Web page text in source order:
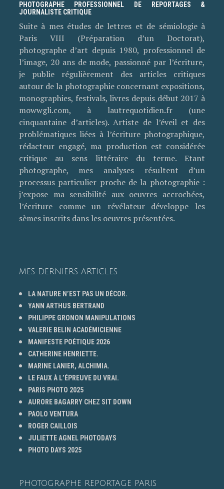
PHOTOGRAPHE PROFESSIONNEL DE REPORTAGES &
JOURNALISTE CRITIQUE
Suite à mes études de lettres et de sémiologie à
Paris VIII (Préparation d’un Doctorat),
photographe d’art depuis 1980, professionnel de
l’image, 20 ans de mode, passionné par l’écriture,
je publie régulièrement des articles critiques
autour de la photographie concernant expositions,
monographies, festivals, livres depuis début 2017 à
mowwgli.com, à lautrequotidien.fr (une
cinquantaine d’articles). Artiste de l’éveil et des
problématiques liées à l’écriture photographique,
rédacteur engagé, ma production est considérée
critique au sens littéraire du terme. Etant
photographe, mes analyses résultent d’un
processus particulier proche de la photographie :
j’expose ma sensibilité aux oeuvres accrochées,
l’écriture comme un révélateur développe les
sèmes inscrits dans les oeuvres présentées.
MES DERNIERS ARTICLES
LA NATURE N’EST PAS UN DÉCOR.
YANN ARTHUS BERTRAND
PHILIPPE GRONON MANIPULATIONS
VALERIE BELIN ACADÉMICIENNE
MANIFESTE POÉTIQUE 2026
CATHERINE HENRIETTE.
MARINE LANIER, ALCHIMIA.
LE FAUX À L’ÉPREUVE DU VRAI.
PARIS PHOTO 2025
AURORE BAGARRY CHEZ SIT DOWN
PAOLO VENTURA
ROGER CAILLOIS
JULIETTE AGNEL PHOTODAYS
PHOTO DAYS 2025
PHOTOGRAPHE REPORTAGE PARIS